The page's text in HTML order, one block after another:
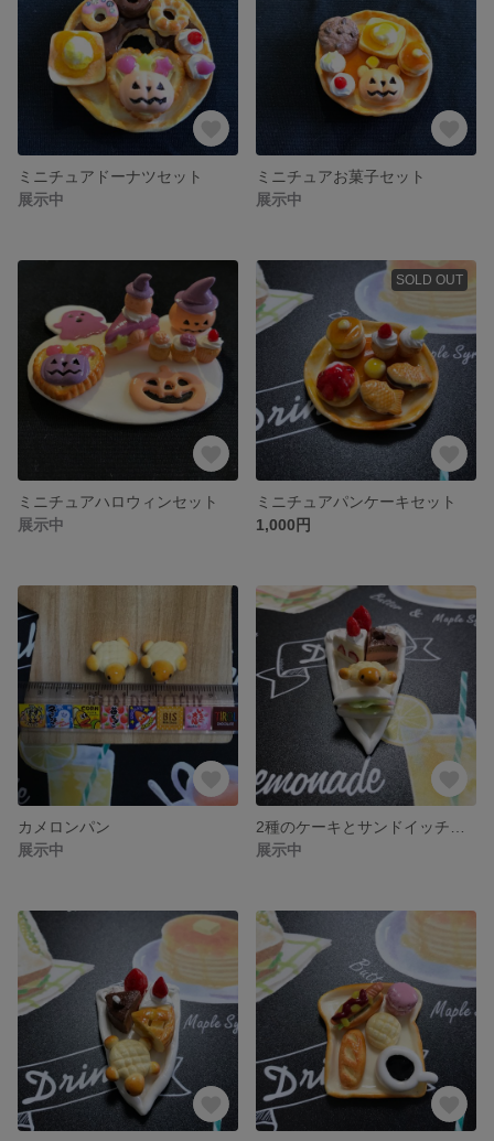
ミニチュアドーナツセット
展示中
ミニチュアお菓子セット
展示中
ミニチュアハロウィンセット
展示中
SOLD OUT
ミニチュアパンケーキセット
1,000円
カメロンパン
展示中
展示中